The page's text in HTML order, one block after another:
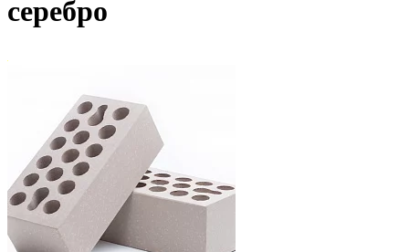
серебро